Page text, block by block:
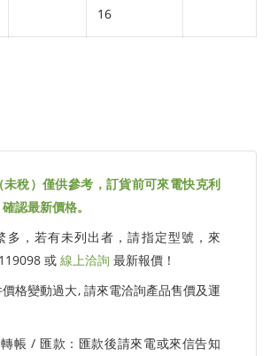
16
未稅）僅供參考，訂貨前可來電快克利
認最新價格。
多，若有未列出者，請指定型號，來
或 線上洽詢 最新報價！
格變動過大, 請來電洽詢產品售價及運
帳 / 匯款：匯款後請來電或來信告知